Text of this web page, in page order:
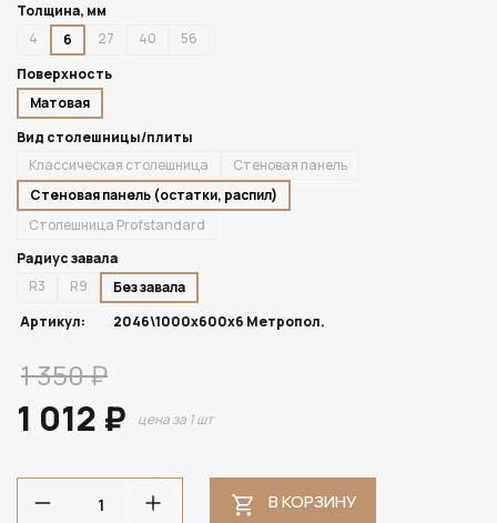
Толщина, мм
4
6 27 40
56
Поверхность
Матовая
Вид столешницы/плиты
Классическая столешница
Стеновая панель
Стеновая панель (остатки, распил)
Столешница Profstandard
Радиус завала
R3
R9
Без завала
Артикул:
2046\1000х600х6 Метропол.
1 350 ₽
1 012 ₽ цена за 1 шт
В КОРЗИНУ